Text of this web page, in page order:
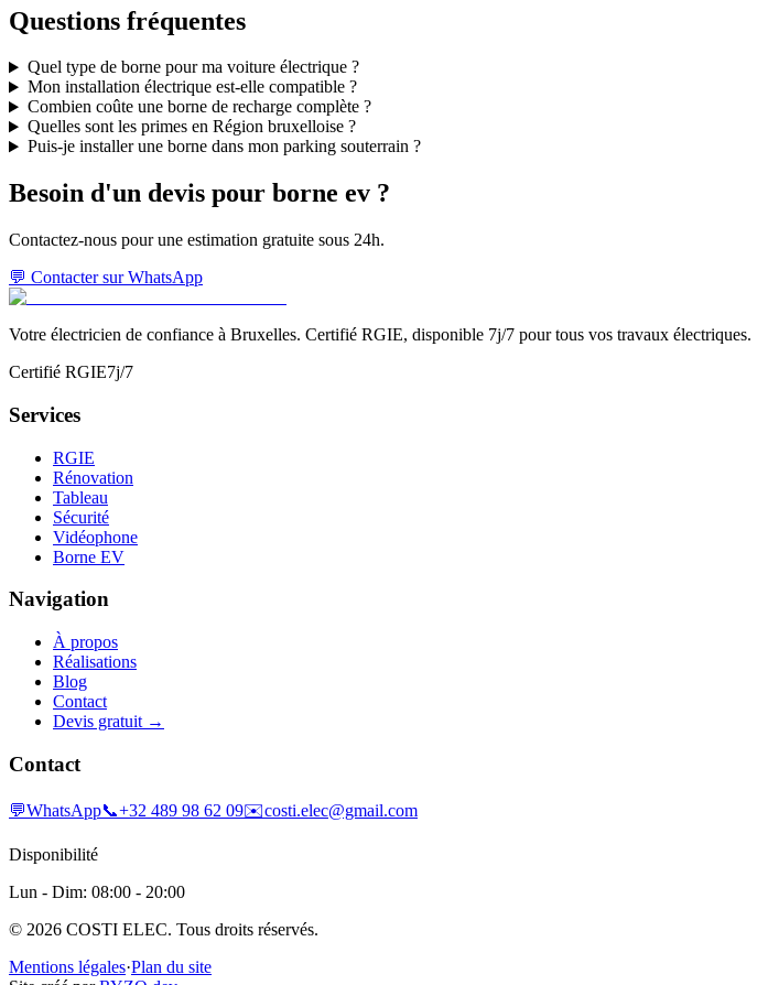
Questions fréquentes
Quel type de borne pour ma voiture électrique ?
Mon installation électrique est-elle compatible ?
Combien coûte une borne de recharge complète ?
Quelles sont les primes en Région bruxelloise ?
Puis-je installer une borne dans mon parking souterrain ?
Besoin d'un devis pour borne ev ?
Contactez-nous pour une estimation gratuite sous 24h.
💬 Contacter sur WhatsApp
Votre électricien de confiance à Bruxelles. Certifié RGIE, disponible 7j/7 pour tous vos travaux électriques.
Certifié RGIE7j/7
Services
RGIE
Rénovation
Tableau
Sécurité
Vidéophone
Borne EV
Navigation
À propos
Réalisations
Blog
Contact
Devis gratuit →
Contact
💬WhatsApp📞+32 489 98 62 09✉️costi.elec@gmail.com
Disponibilité
Lun - Dim: 08:00 - 20:00
© 2026 COSTI ELEC. Tous droits réservés.
Mentions légales·Plan du site